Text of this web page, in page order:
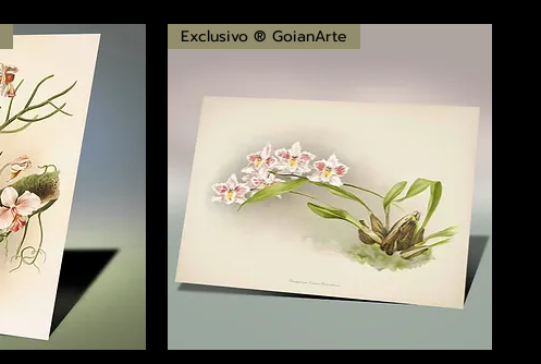
Exclusivo ® GoianArte